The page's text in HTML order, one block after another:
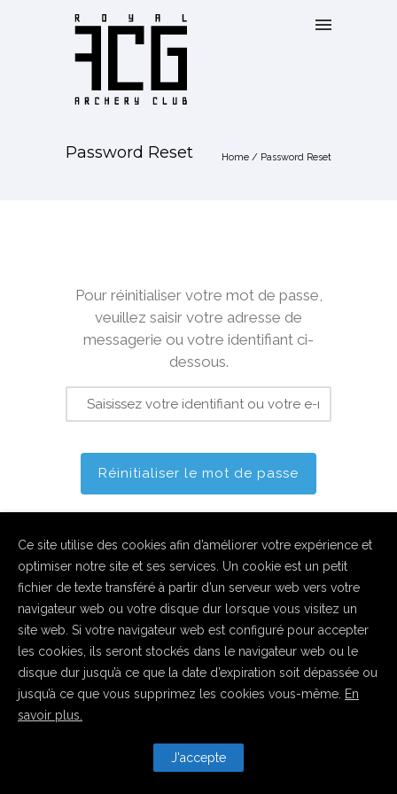
Password Reset Home / Password Reset
Pour réinitialiser votre mot de passe,
veuillez saisir votre adresse de
messagerie ou votre identifiant ci-
dessous.
Copyright ACGrivegnée 2016. All Rights Reserved | Powered by
Virus.plus
Ce site utilise des cookies afin d’améliorer votre expérience et
optimiser notre site et ses services. Un cookie est un petit
fichier de texte transféré à partir d’un serveur web vers votre
navigateur web ou votre disque dur lorsque vous visitez un
site web. Si votre navigateur web est configuré pour accepter
les cookies, ils seront stockés dans le navigateur web ou le
disque dur jusqu’à ce que la date d’expiration soit dépassée ou
jusqu’à ce que vous supprimez les cookies vous-même. En
savoir plus.
J'accepte